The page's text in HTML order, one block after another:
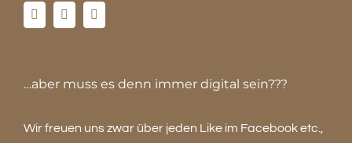
…aber muss es denn immer digital sein???
Wir freuen uns zwar über jeden Like im Facebook etc.,